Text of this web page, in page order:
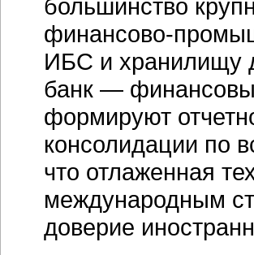
большинство
финансово-
ИБС и хранилищу
банк —
формируют
консолидации по
что отлаженная
международным
доверие